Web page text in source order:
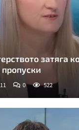
затяга
0 522